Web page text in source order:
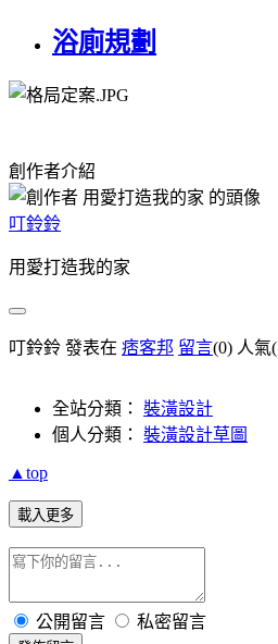
浴廁規劃
創作者介紹
叮鈴鈴
用愛打造我的家
叮鈴鈴 發表在 痞客邦 留言(0) 人氣(
全站分類： 裝潢設計
個人分類： 裝潢設計草圖
▲top
載入更多
公開留言 私密留言